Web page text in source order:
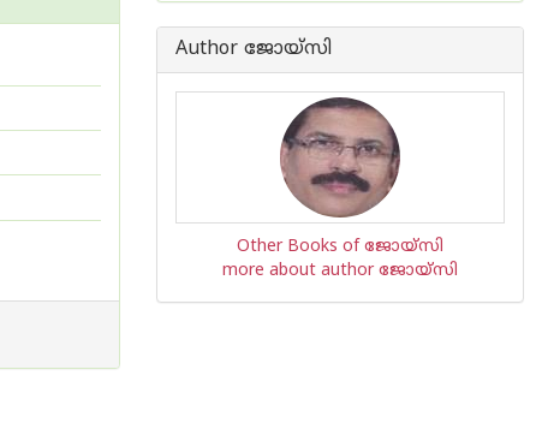
Author ജോയ്‌സി
Other Books of ജോയ്‌സി
more about author ജോയ്‌സി